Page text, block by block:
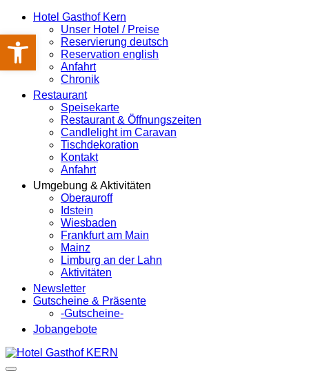
Hotel Gasthof Kern
Unser Hotel / Preise
Reservierung deutsch
Reservation english
Anfahrt
Chronik
Restaurant
Speisekarte
Restaurant & Öffnungszeiten
Candlelight im Caravan
Tischdekoration
Kontakt
Anfahrt
Umgebung & Aktivitäten
Oberauroff
Idstein
Wiesbaden
Frankfurt am Main
Mainz
Limburg an der Lahn
Aktivitäten
Newsletter
Gutscheine & Präsente
-Gutscheine-
Jobangebote
Werkzeugleiste öffnen